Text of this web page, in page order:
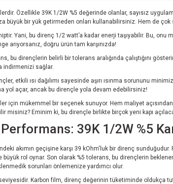
Özellikle 39K 1/2W %5 değerinde olanlar, sayısız
büyük bir yük getirmeden onları kullanabilirsiniz. Hem de çok
Yani, bu direnç 1/2 watt’a kadar enerji taşıyabilir. Bu,
arıyorsanız, doğru ürün tam karşınızda!
bu dirençlerin belirli bir tolerans aralığında çalıştığını
indirmenizi sağlar.
etkili ısı dağılımı sayesinde aşırı ısınma sorununu
yol açar, ancak bu dirençle yola devam edebilirsiniz!
için mükemmel bir seçenek sunuyor. Hem maliyet
misiniz? Eminim ki, bu dirençle birlikte birçok yeni kapı
39K 1/2W %5
akımın geçişine karşı 39 kOhm'luk bir direnç
rol oynar. Son olarak %5 tolerans, bu dirençlerin
sorunları önlemenize yardımcı olur.
Karbon film, direnç değerinin tüketiminde oldukça